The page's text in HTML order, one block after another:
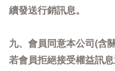
續發送行銷訊息。
九、會員同意本公司(含
若會員拒絕接受權益訊